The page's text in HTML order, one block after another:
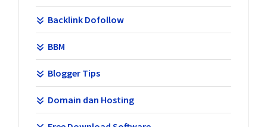
Backlink Dofollow
BBM
Blogger Tips
Domain dan Hosting